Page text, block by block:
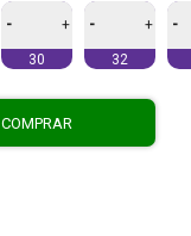
- +
30
- +
32
-
COMPRAR